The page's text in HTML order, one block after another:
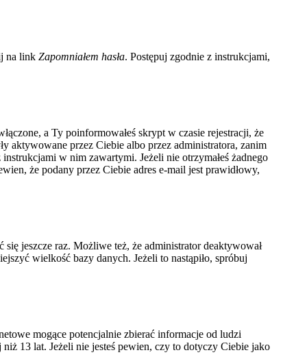
na link Zapomniałem hasła. Postępuj zgodnie z instrukcjami,
a Ty poinformowałeś skrypt w czasie rejestracji, że
aktywowane przez Ciebie albo przez administratora, zanim
w nim zawartymi. Jeżeli nie otrzymałeś żadnego
że podany przez Ciebie adres e-mail jest prawidłowy,
jeszcze raz. Możliwe też, że administrator deaktywował
wielkość bazy danych. Jeżeli to nastąpiło, spróbuj
mogące potencjalnie zbierać informacje od ludzi
13 lat. Jeżeli nie jesteś pewien, czy to dotyczy Ciebie jako